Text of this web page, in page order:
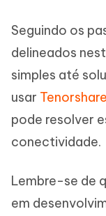
Seguindo os
delineados
simples até
usar
pode resolver
conectividade.
Lembre-se de
em